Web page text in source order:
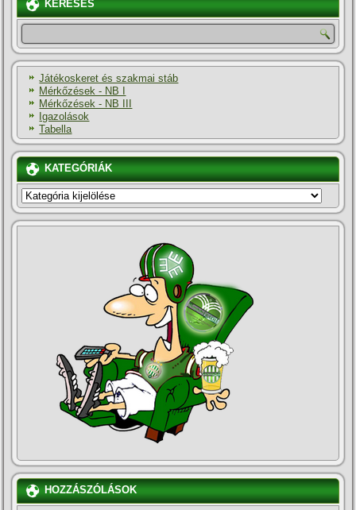
KERESÉS
Játékoskeret és szakmai stáb
Mérkőzések - NB I
Mérkőzések - NB III
Igazolások
Tabella
KATEGÓRIÁK
KATEGÓRIÁK
HOZZÁSZÓLÁSOK